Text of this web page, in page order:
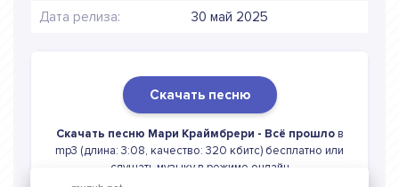
Дата релиза: 30 май 2025
Скачать песню
Скачать песню Мари Краймбрери - Всё прошлов
mp3 (длина: 3:08, качество: 320 кбитс) бесплатно или
слушать музыку в режиме онлайн